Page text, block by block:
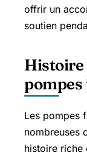
offrir un
soutien
Histoire
pompes
Les pompes
nombreuses
histoire riche